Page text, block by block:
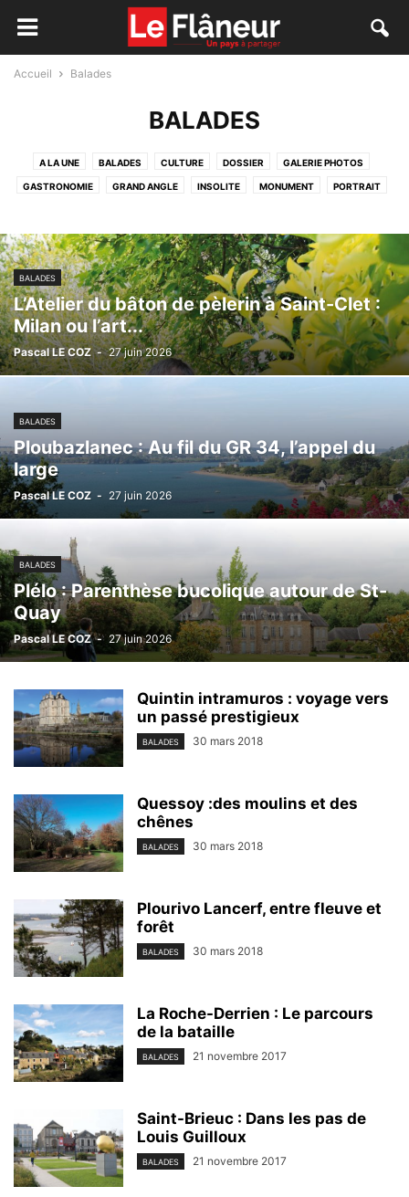
Accueil Balades
BALADES
A LA UNE BALADES CULTURE DOSSIER GALERIE PHOTOS
GASTRONOMIE GRAND ANGLE INSOLITE MONUMENT PORTRAIT
BALADES
L’Atelier du bâton de pèlerin à Saint-Clet :
Milan ou l’art...
Pascal LE COZ - 27 juin 2026
BALADES
Ploubazlanec : Au fil du GR 34, l’appel du
large
Pascal LE COZ - 27 juin 2026
BALADES
Plélo : Parenthèse bucolique autour de St-
Quay
Pascal LE COZ - 27 juin 2026
Quintin intramuros : voyage vers
un passé prestigieux
BALADES 30 mars 2018
Quessoy :des moulins et des
chênes
BALADES 30 mars 2018
Plourivo Lancerf, entre fleuve et
forêt
BALADES 30 mars 2018
La Roche-Derrien : Le parcours
de la bataille
BALADES 21 novembre 2017
Saint-Brieuc : Dans les pas de
Louis Guilloux
BALADES 21 novembre 2017